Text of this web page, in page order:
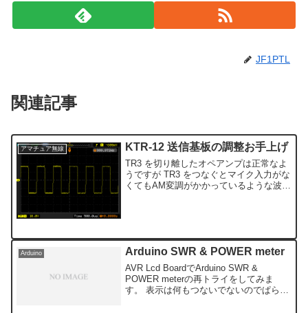
JF1PTL
関連記事
アマチュア無線 KTR-12 送信基板の調整お手上げ
TR3 を切り離したオペアンプは正常なよ
うですが TR3 をつなぐとマイク入力がな
くてもAM変調がかかっているような波形
Arduino Arduino SWR & POWER meter
AVR Lcd BoardでArduino SWR &
POWER meterの再トライをしてみま
す。 表示は何もつないでないのでぱらつ